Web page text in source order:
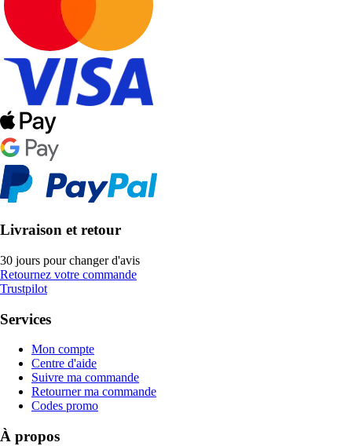
Livraison et retour
30 jours pour changer d'avis
Retournez votre commande
Trustpilot
Services
Mon compte
Centre d'aide
Suivre ma commande
Retourner ma commande
Codes promo
À propos